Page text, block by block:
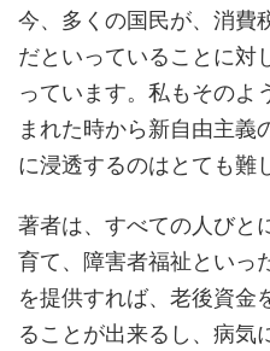
今、多くの国民が、消費
だといっていることに対
っています。私もそのよ
まれた時から新自由主義
に浸透するのはとても難
著者は、すべての人びと
育て、障害者福祉といっ
を提供すれば、老後資金
ることが出来るし、病気